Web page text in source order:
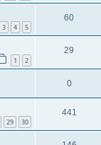
3 4 5
60
1 2
29
0
29 30
441